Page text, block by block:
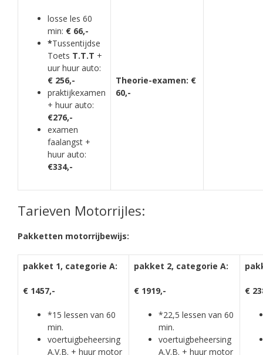
losse les 60
min: € 66,-
*Tussentijdse
Toets T.T.T +
uur huur auto:
€ 256,-
praktijkexamen
+ huur auto:
€276,-
examen
faalangst +
huur auto:
€334,-
Theorie-examen: €
60,-
Tarieven Motorrijles:
Pakketten motorrijbewijs:
pakket 1, categorie A:
€ 1457,-
*15 lessen van 60
min.
voertuigbeheersing
A.V.B. + huur motor
pakket 2, categorie A:
€ 1919,-
*22,5 lessen van 60
min.
voertuigbeheersing
A.V.B. + huur motor
€